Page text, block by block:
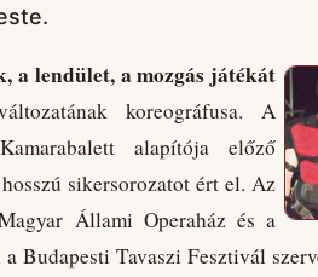
a lendület, a mozgás játékát
koreográfusa. A
alapítója előző
sikersorozatot ért el. Az
Állami Operaház és a
Budapesti Tavaszi Fesztivál